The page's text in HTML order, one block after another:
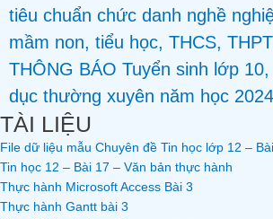
tiêu chuẩn chức danh nghề
mầm non, tiểu học, THCS, THPT
THÔNG BÁO Tuyển sinh lớp
dục thường xuyên năm học
TÀI LIỆU
File dữ liệu mẫu Chuyên đề Tin học lớp 12 –
Tin học 12 – Bài 17 – Văn bản thực hành
Thực hành Microsoft Access Bài 3
Thực hành Gantt bài 3